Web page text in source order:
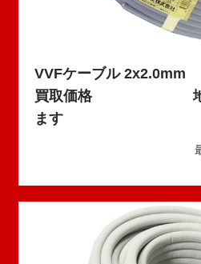
VVFケーブル
買取価格 地域最
ます